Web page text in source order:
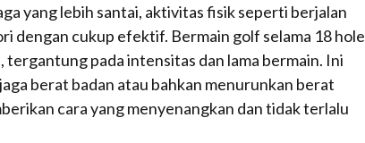
yang lebih santai, aktivitas fisik seperti berjalan
dengan cukup efektif. Bermain golf selama 18 hole
pada intensitas dan lama bermain. Ini
berat badan atau bahkan menurunkan berat
cara yang menyenangkan dan tidak terlalu